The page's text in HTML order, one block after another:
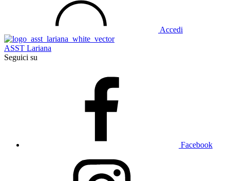
Accedi
ASST Lariana
Seguici su
Facebook